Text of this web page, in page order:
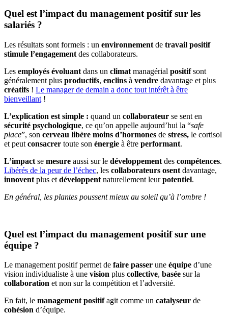
Quel est l’impact du management positif sur les
salariés ?
Les résultats sont formels : un environnement de travail positif
stimule l’engagement des collaborateurs.
Les employés évoluant dans un climat managérial positifsont
généralement plus productifs, enclins à vendre davantage et plus
créatifs ! Le manager de demain a donc tout intérêt à être
bienveillant !
L’explication est simple : quand un collaborateur se sent en
sécurité psychologique, ce qu’on appelle aujourd’hui la “safe
place”, son cerveau libère moins d’hormones de stress, le cortisol
et peut consacrer toute son énergie à être performant.
L’impact se mesure aussi sur le développement des compétences.
Libérés de la peur de l’échec, les collaborateurs osent davantage,
innovent plus et développent naturellement leurpotentiel.
En général, les plantes poussent mieux au soleil qu’à l’ombre !
Quel est l’impact du management positif sur une
équipe ?
Le management positif permet de faire passer une équipe d’une
vision individualiste à une vision plus collective, basée sur la
collaboration et non sur la compétition et l’adversité.
En fait, le management positifagit comme un catalyseur de
cohésion d’équipe.